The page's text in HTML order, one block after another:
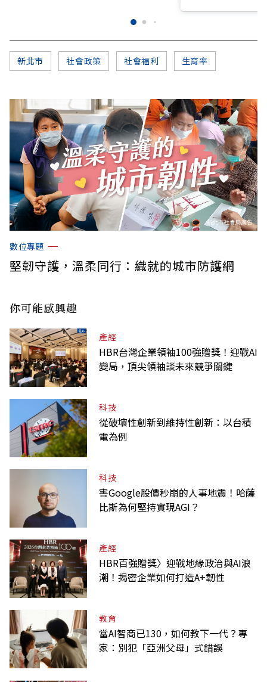
新北市 社會政策 社會福利 生育率
數位專題
堅韌守護，溫柔同行：織就的城市防護網
你可能感興趣
產經
HBR台灣企業領袖100強贈獎！迎戰AI
變局，頂尖領袖談未來競爭關鍵
科技
從破壞性創新到維持性創新：以台積
電為例
科技
害Google股價秒崩的人事地震！哈薩
比斯為何堅持實現AGI？
產經
HBR百強贈獎〉迎戰地緣政治與AI浪
潮！揭密企業如何打造A+韌性
教育
當AI智商已130，如何教下一代？專
家：別犯「亞洲父母」式錯誤